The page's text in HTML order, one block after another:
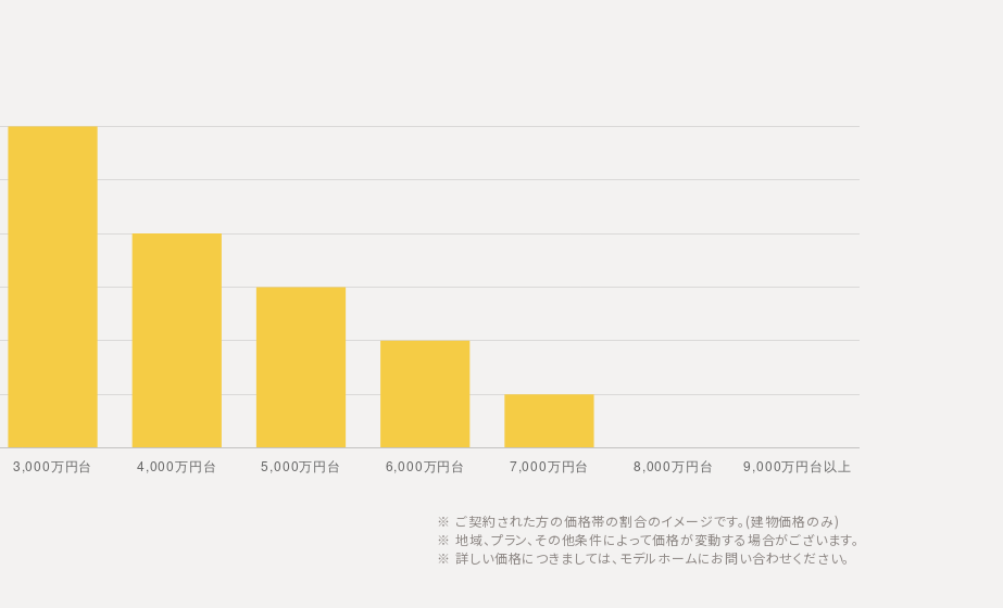
ご契約された方の価格帯の割合のイメージです。(建物価格のみ)
地域、プラン、その他条件によって価格が変動する場合がございます。
詳しい価格につきましては、モデルホームにお問い合わせください。